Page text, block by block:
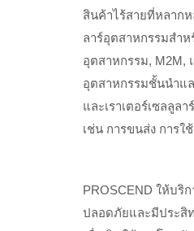
สินค้าไร้สายที่หลากห
ลาร์อุตสาหกรรมสำ
อุตสาหกรรม, M2M,
อุตสาหกรรมชั้นนำแล
และเราเตอร์เซลลูล
เช่น การขนส่ง การ
PROSCEND ให้บริ
ปลอดภัยและมีประสิ